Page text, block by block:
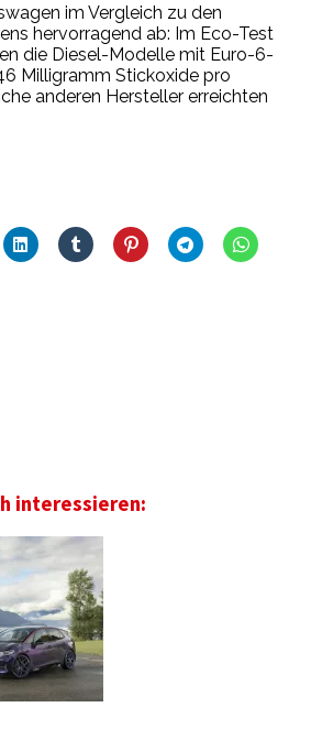
im Vergleich zu den
hervorragend ab: Im Eco-Test
die Diesel-Modelle mit Euro-6-
Milligramm Stickoxide pro
anderen Hersteller erreichten
interessieren: